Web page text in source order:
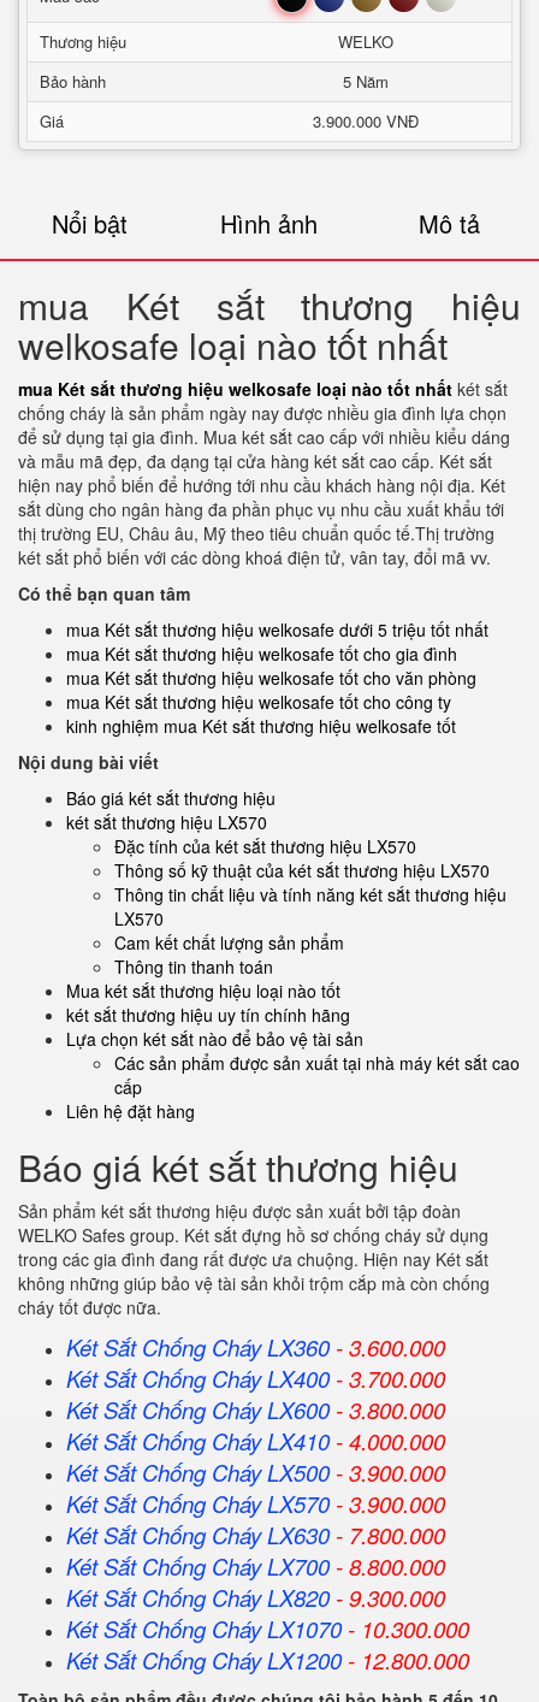
Thương hiệu
WELKO
Bảo hành
5 Năm
Giá
3.900.000 VNĐ
Nổi bật Hình ảnh Mô tả
mua Két sắt thương hiệu
welkosafe loại nào tốt nhất
mua Két sắt thương hiệu welkosafe loại nào tốt nhất két sắt
chống cháy là sản phẩm ngày nay được nhiều gia đình lựa chọn
để sử dụng tại gia đình. Mua két sắt cao cấp với nhiều kiểu dáng
và mẫu mã đẹp, đa dạng tại cửa hàng két sắt cao cấp. Két sắt
hiện nay phổ biến để hướng tới nhu cầu khách hàng nội địa. Két
sắt dùng cho ngân hàng đa phần phục vụ nhu cầu xuất khẩu tới
thị trường EU, Châu âu, Mỹ theo tiêu chuẩn quốc tế.Thị trường
két sắt phổ biến với các dòng khoá điện tử, vân tay, đổi mã vv.
Có thể bạn quan tâm
mua Két sắt thương hiệu welkosafe dưới 5 triệu tốt nhất
mua Két sắt thương hiệu welkosafe tốt cho gia đình
mua Két sắt thương hiệu welkosafe tốt cho văn phòng
mua Két sắt thương hiệu welkosafe tốt cho công ty
kinh nghiệm mua Két sắt thương hiệu welkosafe tốt
Nội dung bài viết
Báo giá két sắt thương hiệu
két sắt thương hiệu LX570
Đặc tính của két sắt thương hiệu LX570
Thông số kỹ thuật của két sắt thương hiệu LX570
Thông tin chất liệu và tính năng két sắt thương hiệu
LX570
Cam kết chất lượng sản phẩm
Thông tin thanh toán
Mua két sắt thương hiệu loại nào tốt
két sắt thương hiệu uy tín chính hãng
Lựa chọn két sắt nào để bảo vệ tài sản
Các sản phẩm được sản xuất tại nhà máy két sắt cao
cấp
Liên hệ đặt hàng
Báo giá két sắt thương hiệu
Sản phẩm két sắt thương hiệu được sản xuất bởi tập đoàn
WELKO Safes group. Két sắt đựng hồ sơ chống cháy sử dụng
trong các gia đình đang rất được ưa chuộng. Hiện nay Két sắt
không những giúp bảo vệ tài sản khỏi trộm cắp mà còn chống
cháy tốt được nữa.
Két Sắt Chống Cháy LX360- 3.600.000
Két Sắt Chống Cháy LX400- 3.700.000
Két Sắt Chống Cháy LX600- 3.800.000
Két Sắt Chống Cháy LX410- 4.000.000
Két Sắt Chống Cháy LX500- 3.900.000
Két Sắt Chống Cháy LX570- 3.900.000
Két Sắt Chống Cháy LX630- 7.800.000
Két Sắt Chống Cháy LX700- 8.800.000
Két Sắt Chống Cháy LX820- 9.300.000
Két Sắt Chống Cháy LX1070- 10.300.000
Két Sắt Chống Cháy LX1200- 12.800.000